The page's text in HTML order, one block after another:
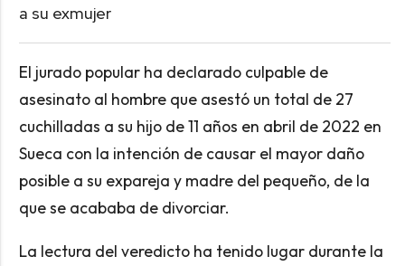
a su exmujer
El jurado popular ha declarado culpable de
asesinato al hombre que asestó un total de 27
cuchilladas a su hijo de 11 años en abril de 2022 en
Sueca con la intención de causar el mayor daño
posible a su expareja y madre del pequeño, de la
que se acababa de divorciar.
La lectura del veredicto ha tenido lugar durante la